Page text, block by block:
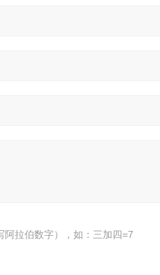
阿拉伯数字），如：三加四=7